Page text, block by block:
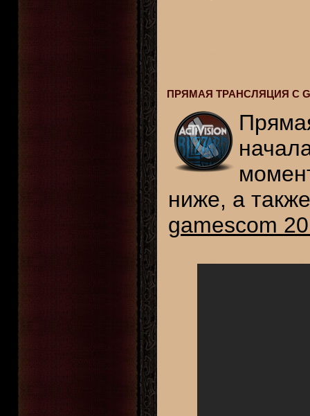
ПРЯМАЯ ТРАНСЛЯЦИЯ С
ниже, а
gamescom